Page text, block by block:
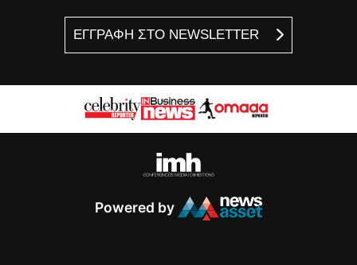
ΕΓΓΡΑΦΗ ΣΤΟ NEWSLETTER
Powered by